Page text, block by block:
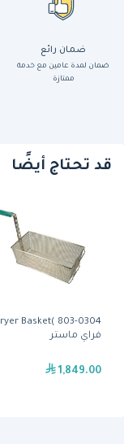
ضمان رائع
ضمان لمدة عامين مع خدمة
ممتازة
قد تحتاج أيضًا
فراي ماستر
1,849.00